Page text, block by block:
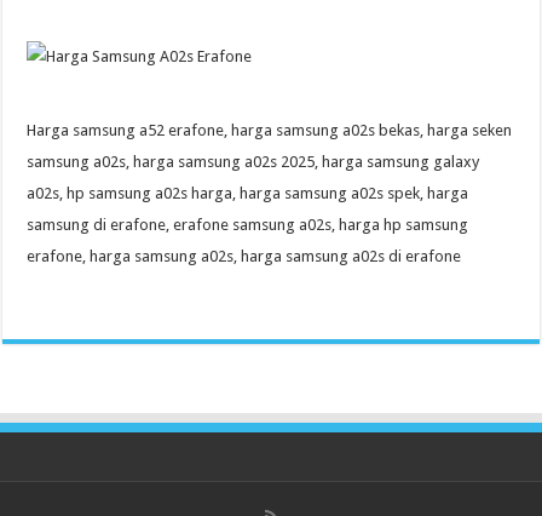
Harga samsung a52 erafone, harga samsung a02s bekas, harga seken
samsung a02s, harga samsung a02s 2025, harga samsung galaxy
a02s, hp samsung a02s harga, harga samsung a02s spek, harga
samsung di erafone, erafone samsung a02s, harga hp samsung
erafone, harga samsung a02s, harga samsung a02s di erafone